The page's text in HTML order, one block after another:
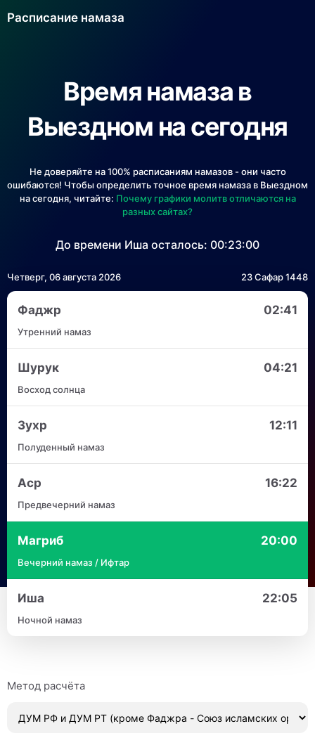
Расписание намаза
Время намаза в
Выездном на сегодня
Не доверяйте на 100% расписаниям намазов - они часто
ошибаются! Чтобы определить точное время намаза в Выездном
на сегодня, читайте: Почему графики молитв отличаются на
разных сайтах?
До времени Иша осталось: 00:23:00
Четверг, 06 августа 2026 23 Сафар 1448
Фаджр 02:41
Утренний намаз
Шурук 04:21
Восход солнца
Зухр 12:11
Полуденный намаз
Аср 16:22
Предвечерний намаз
Магриб 20:00
Вечерний намаз / Ифтар
Иша 22:05
Ночной намаз
Метод расчёта